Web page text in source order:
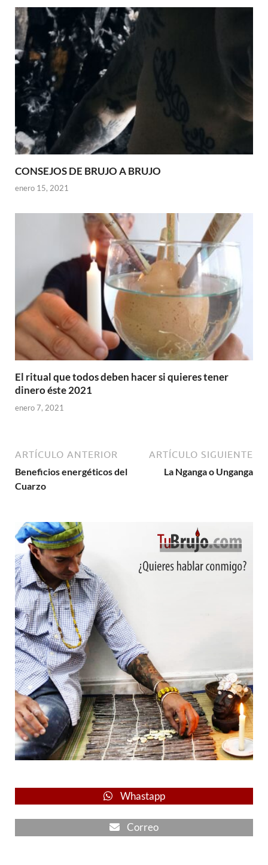
CONSEJOS DE BRUJO A BRUJO
enero 15, 2021
El ritual que todos deben hacer si quieres tener
dinero éste 2021
enero 7, 2021
ARTÍCULO ANTERIOR
Beneficios energéticos del
Cuarzo
ARTÍCULO SIGUIENTE
La Nganga o Unganga
Whastapp
Correo